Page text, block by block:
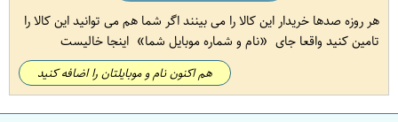
هر روزه صدها خریدار این کالا را می بینند اگر شما هم می توانید این کالا را
تامین کنید واقعا جای
نام و شماره موبایل شما اینجا خالیست
هم اکنون نام و موبایلتان را اضافه کنید